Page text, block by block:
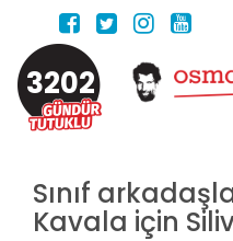
3202
Sınıf
Kavala için